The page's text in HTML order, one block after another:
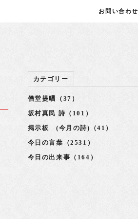
お問い合わせ
カテゴリー
僧堂提唱（37）
坂村真民 詩（101）
掲示板 (今月の詩)（41）
今日の言葉（2531）
今日の出来事（164）